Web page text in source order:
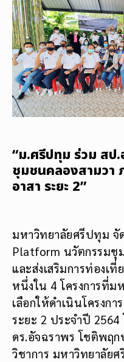
“ม.ศรีปทุม ร่วม ส
ชุมชนคลองสามวา
อาสา ระยะ 2”
มหาวิทยาลัยศรีปทุม จัด
Platform นวัตกรรมชุ
และส่งเสริมการท่องเ
หนึ่งใน 4 โครงการที่
เลือกให้ดำเนินโครงกา
ระยะ 2 ประจำปี 2564
ดร.อัจฉราพร โชติพฤ
วิชาการ มหาวิทยาลัย